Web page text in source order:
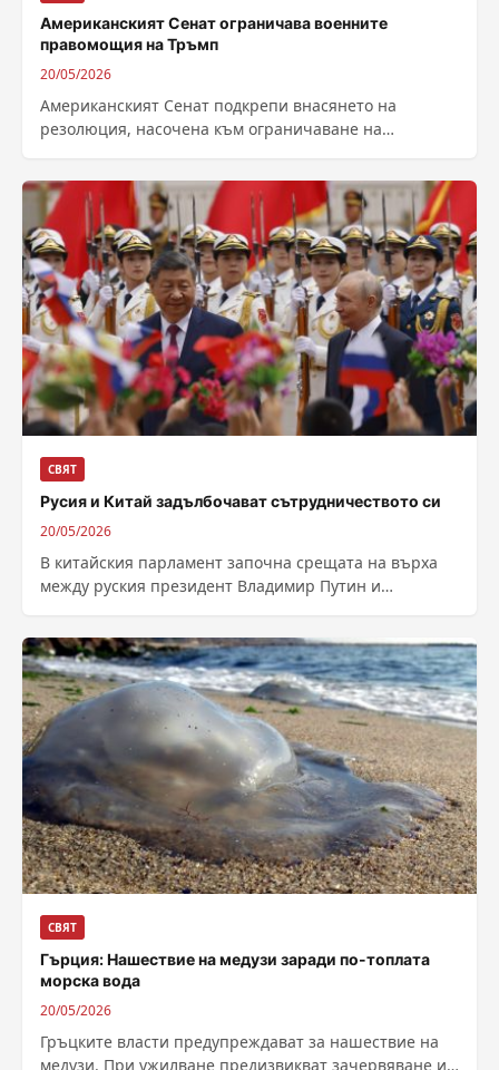
Американският Сенат ограничава военните
правомощия на Тръмп
20/05/2026
Американският Сенат подкрепи внасянето на
резолюция, насочена към ограничаване на
СВЯТ
Русия и Китай задълбочават сътрудничеството си
20/05/2026
В китайския парламент започна срещата на върха
между руския президент Владимир Путин и
СВЯТ
Гърция: Нашествие на медузи заради по-топлата
морска вода
20/05/2026
Гръцките власти предупреждават за нашествие на
медузи. При ужилване предизвикват зачервяване и